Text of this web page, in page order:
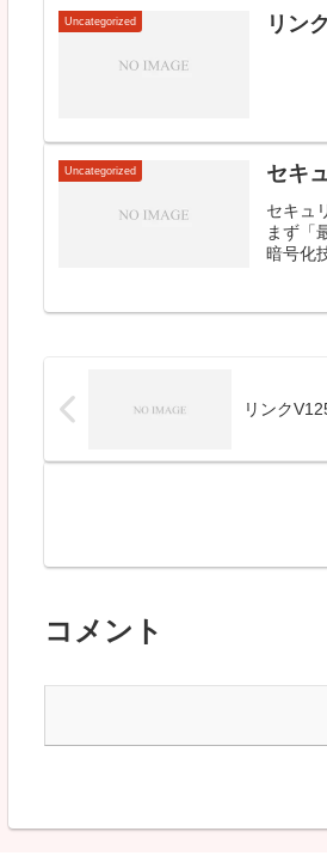
Uncategorized リン
Uncategorized セキ
セキュ
まず「
暗号化
リンク
コメント